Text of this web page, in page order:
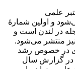
علمی
و اولین شمارۀ
مجله در لندن است و
نیز منتشر می‌شود.
در خصوص رشد
در گزارش سال